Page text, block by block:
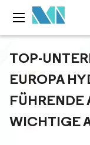
TOP-
EUROPA
FÜHRENDE
WICHTIGE